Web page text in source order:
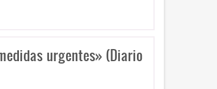
urgentes» (Diario